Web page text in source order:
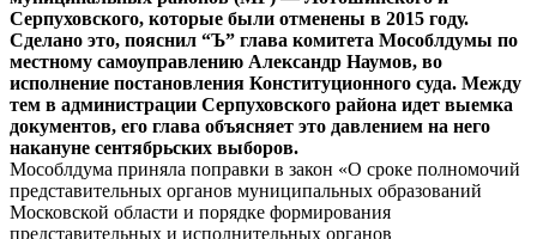
Серпуховского, которые были отменены в 2015 году.
Сделано это, пояснил “Ъ” глава комитета Мособлдумы по
местному самоуправлению Александр Наумов, во
исполнение постановления Конституционного суда. Между
тем в администрации Серпуховского района идет выемка
документов, его глава объясняет это давлением на него
накануне сентябрьских выборов.
Мособлдума приняла поправки в закон «О сроке полномочий
представительных органов муниципальных образований
Московской области и порядке формирования
представительных и исполнительных органов